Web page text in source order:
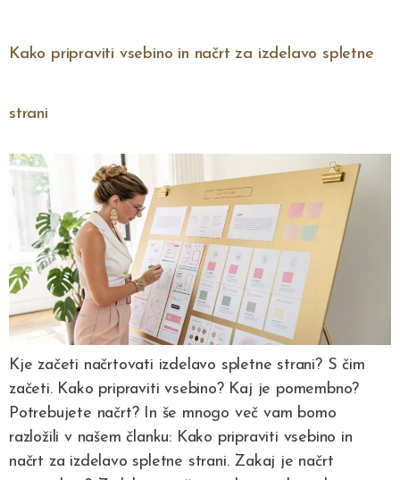
Kako pripraviti vsebino in načrt za izdelavo spletne
strani
Kje začeti načrtovati izdelavo spletne strani? S čim
začeti. Kako pripraviti vsebino? Kaj je pomembno?
Potrebujete načrt? In še mnogo več vam bomo
razložili v našem članku: Kako pripraviti vsebino in
načrt za izdelavo spletne strani. Zakaj je načrt